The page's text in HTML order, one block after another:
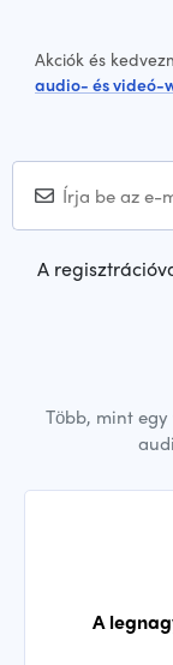
Akciók és
audio- és videó-
A
Több, mint
A